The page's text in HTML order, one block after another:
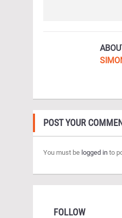
POST YOUR
You must be logged in to
FOLLOW